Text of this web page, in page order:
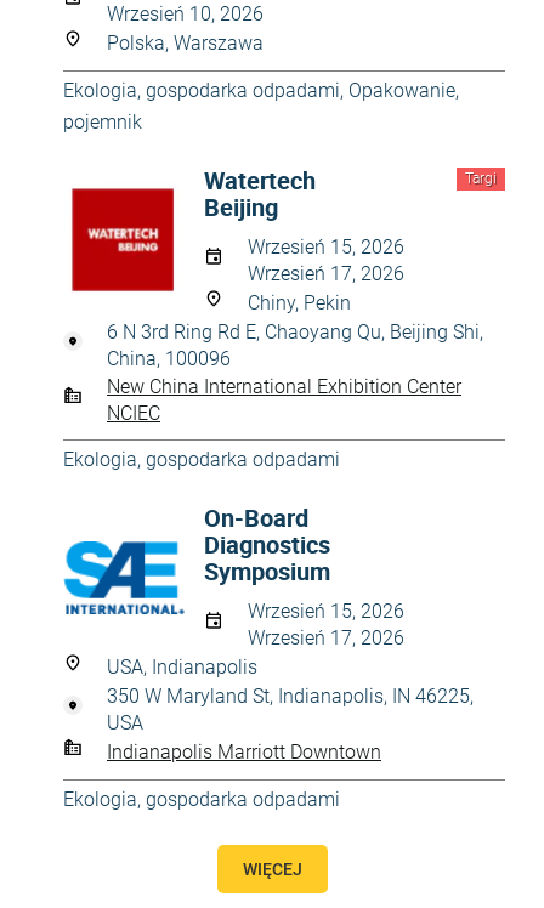
Wrzesień 10, 2026
Polska, Warszawa
Ekologia, gospodarka odpadami, Opakowanie,
pojemnik
Targi
Watertech
Beijing
Wrzesień 15, 2026
Wrzesień 17, 2026
Chiny, Pekin
6 N 3rd Ring Rd E, Chaoyang Qu, Beijing Shi,
China, 100096
New China International Exhibition Center
NCIEC
Ekologia, gospodarka odpadami
On-Board
Diagnostics
Symposium
Wrzesień 15, 2026
Wrzesień 17, 2026
USA, Indianapolis
350 W Maryland St, Indianapolis, IN 46225,
USA
Indianapolis Marriott Downtown
Ekologia, gospodarka odpadami
WIĘCEJ